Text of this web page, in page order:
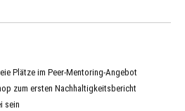
Plätze im Peer-Mentoring-Angebot
zum ersten Nachhaltigkeitsbericht
sein